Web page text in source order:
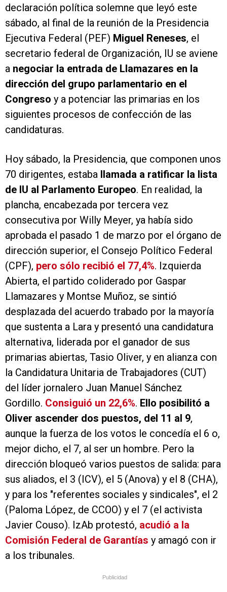
declaración política solemne que leyó este
sábado, al final de la reunión de la Presidencia
Ejecutiva Federal (PEF) Miguel Reneses, el
secretario federal de Organización, IU se aviene
a negociar la entrada de Llamazares en la
dirección del grupo parlamentario en el
Congreso y a potenciar las primarias en los
siguientes procesos de confección de las
candidaturas.
Hoy sábado, la Presidencia, que componen unos
70 dirigentes, estaba llamada a ratificar la lista
de IU al Parlamento Europeo. En realidad, la
plancha, encabezada por tercera vez
consecutiva por Willy Meyer, ya había sido
aprobada el pasado 1 de marzo por el órgano de
dirección superior, el Consejo Político Federal
(CPF), pero sólo recibió el 77,4%. Izquierda
Abierta, el partido coliderado por Gaspar
Llamazares y Montse Muñoz, se sintió
desplazada del acuerdo trabado por la mayoría
que sustenta a Lara y presentó una candidatura
alternativa, liderada por el ganador de sus
primarias abiertas, Tasio Oliver, y en alianza con
la Candidatura Unitaria de Trabajadores (CUT)
del líder jornalero Juan Manuel Sánchez
Gordillo. Consiguió un 22,6%. Ello posibilitó a
Oliver ascender dos puestos, del 11 al 9,
aunque la fuerza de los votos le concedía el 6 o,
mejor dicho, el 7, al ser un hombre. Pero la
dirección bloqueó varios puestos de salida: para
sus aliados, el 3 (ICV), el 5 (Anova) y el 8 (CHA),
y para los "referentes sociales y sindicales", el 2
(Paloma López, de CCOO) y el 7 (el activista
Javier Couso). IzAb protestó, acudió a la
Comisión Federal de Garantías y amagó con ir
a los tribunales.
Publicidad